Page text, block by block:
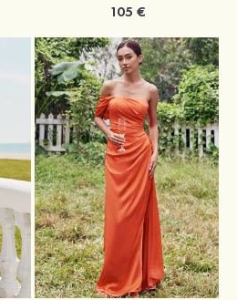
105 €